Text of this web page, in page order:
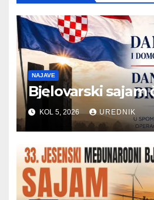
NAJAVE
Bjelovarski sajam
KOL 5, 2026 UREDNIK